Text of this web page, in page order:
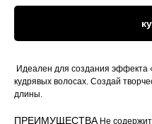
Идеален для создания эффекта
кудрявых волосах. Создай
длины.
ПРЕИМУЩЕСТВАНе содержит